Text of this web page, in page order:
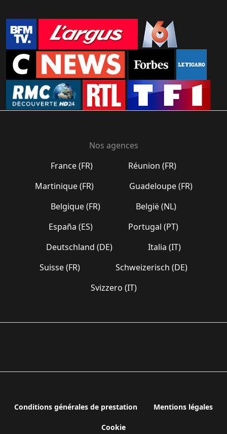
Nos agences
France (FR)
Réunion (FR)
Martinique (FR)
Guadeloupe (FR)
Belgique (FR)
België (NL)
España (ES)
Portugal (PT)
Deutschland (DE)
Italia (IT)
Suisse (FR)
Schweizerisch (DE)
Svizzero (IT)
Conditions générales de prestation Mentions légales
Cookie